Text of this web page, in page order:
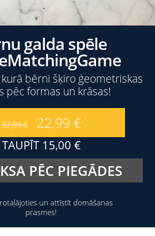
galda spēle
bērni šķiro ģeometriskas
pēc formas un krāsas!
37,99€ 22,99 €
TAUPĪT 15,00 €
PĒC PIEGĀDES
un attīstīt domāšanas
prasmes!